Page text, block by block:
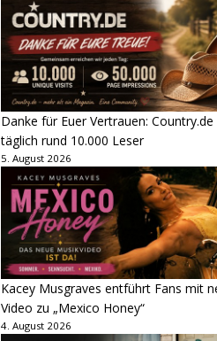
Danke für Euer Vertrauen:
täglich rund 10.000 Leser
5. August 2026
Kacey Musgraves entführt Fans mit
Video zu „Mexico Honey“
4. August 2026